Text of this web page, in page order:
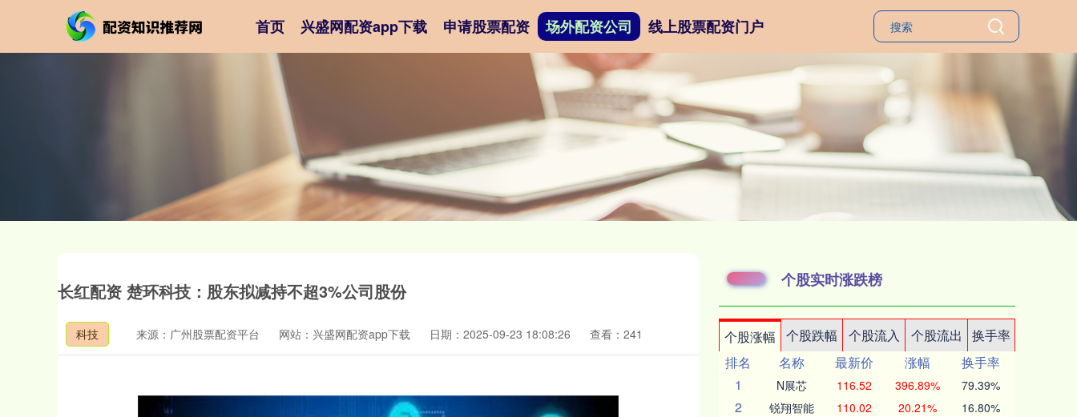
首页 兴盛网配资app下载 申请股票配资 场外配资公司 线上股票配资门户
长红配资 楚环科技：股东拟减持不超3%公司股份
科技 来源：广州股票配资平台 网站：兴盛网配资app下载 日期：2025-09-23 18:08:26 查看：241
个股实时涨跌榜
个股涨幅 个股跌幅 个股流入 个股流出
换手率
排名
名称 最新价 涨幅
换手率
1
N展芯 116.52 396.89% 79.39%
2 锐翔智能 110.02 20.21% 16.80%